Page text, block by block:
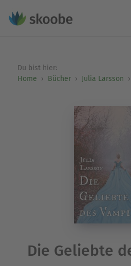
Du bist hier:
Home
Bücher Julia Larsson
Die Geliebte